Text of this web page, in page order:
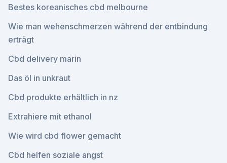
Bestes koreanisches cbd melbourne
Wie man wehenschmerzen während der entbindung
erträgt
Cbd delivery marin
Das öl in unkraut
Cbd produkte erhältlich in nz
Extrahiere mit ethanol
Wie wird cbd flower gemacht
Cbd helfen soziale angst